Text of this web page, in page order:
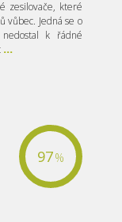
zesilovače, které
vůbec. Jedná se o
k řádné
...
97%